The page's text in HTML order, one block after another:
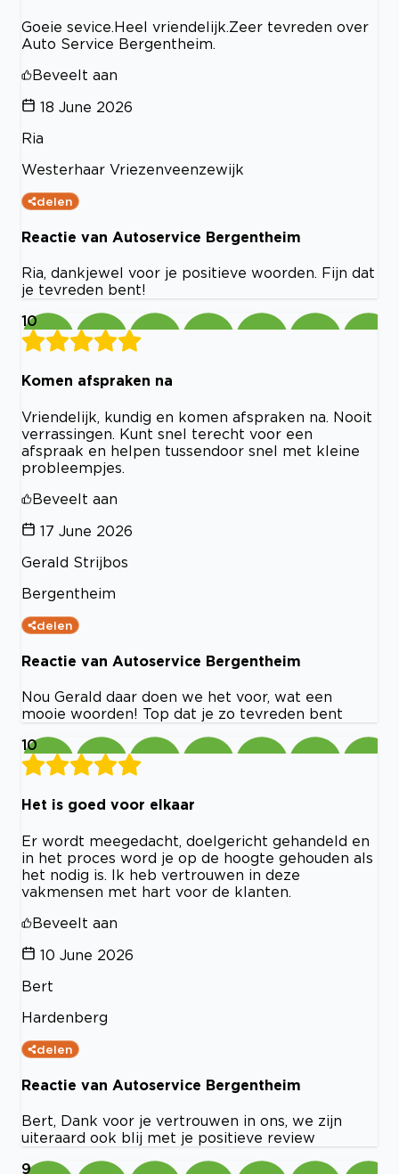
Goeie sevice.Heel vriendelijk.Zeer tevreden over
Auto Service Bergentheim.
Beveelt aan
18 June 2026
Ria
Westerhaar Vriezenveenzewijk
delen
Reactie van Autoservice Bergentheim
Ria, dankjewel voor je positieve woorden. Fijn dat
je tevreden bent!
10
Komen afspraken na
Vriendelijk, kundig en komen afspraken na. Nooit
verrassingen. Kunt snel terecht voor een
afspraak en helpen tussendoor snel met kleine
probleempjes.
Beveelt aan
17 June 2026
Gerald Strijbos
Bergentheim
delen
Reactie van Autoservice Bergentheim
Nou Gerald daar doen we het voor, wat een
mooie woorden! Top dat je zo tevreden bent
10
Het is goed voor elkaar
Er wordt meegedacht, doelgericht gehandeld en
in het proces word je op de hoogte gehouden als
het nodig is. Ik heb vertrouwen in deze
vakmensen met hart voor de klanten.
Beveelt aan
10 June 2026
Bert
Hardenberg
delen
Reactie van Autoservice Bergentheim
Bert, Dank voor je vertrouwen in ons, we zijn
uiteraard ook blij met je positieve review
9